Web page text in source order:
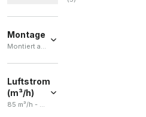
Montage
Montiert auf Silentblöcken / Sowohl an der Wand als auch an der Decke.
Silentblöcken
(3 )
Sowohl
Luftstrom
(m³/h)
85 m³/h - 280 m³/h